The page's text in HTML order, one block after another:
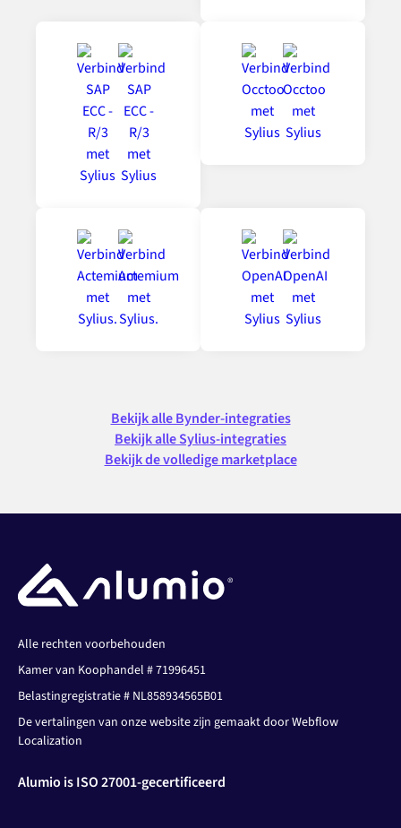
Bekijk alle Bynder-integraties
Bekijk alle Sylius-integraties
Bekijk de volledige marketplace
Alle rechten voorbehouden
Kamer van Koophandel # 71996451
Belastingregistratie # NL858934565B01
De vertalingen van onze website zijn gemaakt door Webflow
Localization
Alumio is ISO 27001-gecertificeerd